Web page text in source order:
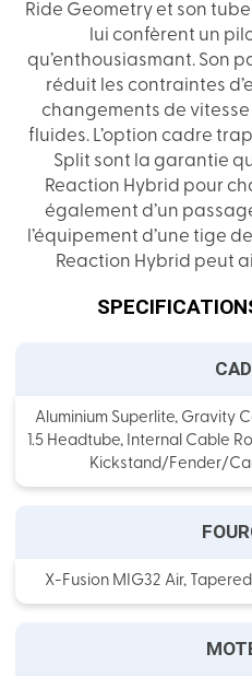
Ride Geometry et son
lui confèrent un
qu’enthousiasmant. Son
réduit les contraintes
changements de
fluides. L’option cadre
Split sont la garantie
Reaction Hybrid pour
également d’un
l’équipement d’une tige
Reaction Hybrid peut
Aluminium Superlite, Gravity
1.5 Headtube, Internal Cable
Kickstand/Fender/
X-Fusion MIG32 Air,